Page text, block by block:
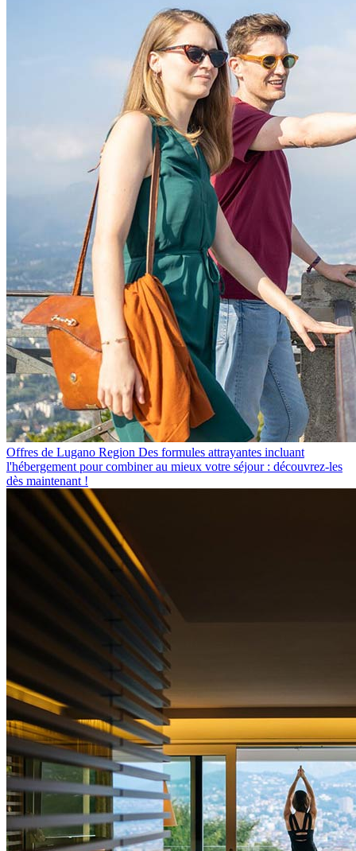
Offres de Lugano Region Des formules attrayantes incluant
l'hébergement pour combiner au mieux votre séjour : découvrez-les
dès maintenant !